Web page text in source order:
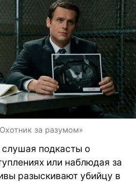
за разумом»
подкасты о
или наблюдая за
разыскивают убийцу в